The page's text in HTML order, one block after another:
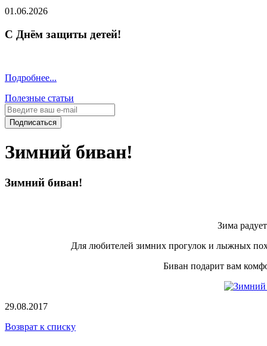
01.06.2026
С Днём защиты детей!
Подробнее...
Полезные статьи
Подписаться
Зимний биван!
Зимний биван!
Зима
Для любителей зимних прогулок и лыжных
Биван подарит вам
29.08.2017
Возврат к списку